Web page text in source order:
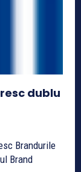
dublu
Brand